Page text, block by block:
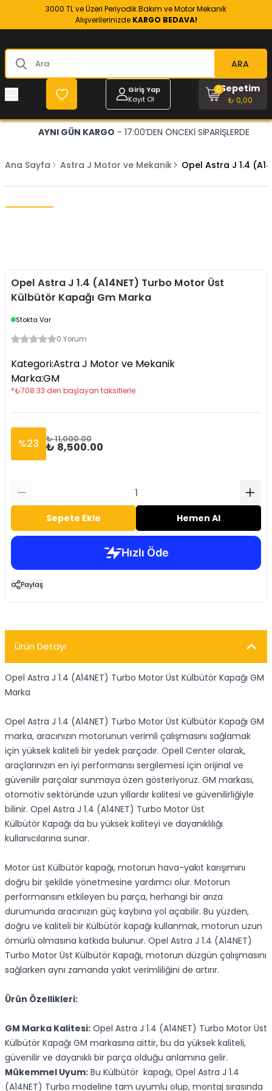
3000 TL ve Üzeri Periyodik Bakım ve Motor Mekanik
Alışverilerinizde KARGO BEDAVA!
ARA
Giriş Yap
Kayıt Ol
Sepetim
₺ 0,00
0
AYNI GÜN KARGO - 17:00’DEN ÖNCEKİ SİPARİŞLERDE
Ana Sayfa Astra J Motor ve Mekanik Opel Astra J 1.4
Opel Astra J 1.4 (A14NET) Turbo Motor Üst
Külbütör Kapağı Gm Marka
Stokta Var
0 Yorum
Kategori:Astra J Motor ve Mekanik
Marka:GM
*₺708.33 den başlayan taksitlerle
%23 ₺ 11,000.00
₺ 8,500.00
Sepete Ekle Hemen Al
Paylaş
Ürün Detayı
Opel Astra J 1.4 (A14NET) Turbo Motor Üst Külbütör Kapağı GM
Marka
Opel Astra J 1.4 (A14NET) Turbo Motor Üst Külbütör Kapağı GM
marka, aracınızın motorunun verimli çalışmasını sağlamak
için yüksek kaliteli bir yedek parçadır. Opell Center olarak,
araçlarınızın en iyi performansı sergilemesi için orijinal ve
güvenilir parçalar sunmaya özen gösteriyoruz. GM markası,
otomotiv sektöründe uzun yıllardır kalitesi ve güvenilirliğiyle
bilinir. Opel Astra J 1.4 (A14NET) Turbo Motor Üst
Külbütör Kapağı da bu yüksek kaliteyi ve dayanıklılığı
kullanıcılarına sunar.
Motor üst Külbütör kapağı, motorun hava-yakıt karışımını
doğru bir şekilde yönetmesine yardımcı olur. Motorun
performansını etkileyen bu parça, herhangi bir arıza
durumunda aracınızın güç kaybına yol açabilir. Bu yüzden,
doğru ve kaliteli bir Külbütör kapağı kullanmak, motorun uzun
ömürlü olmasına katkıda bulunur. Opel Astra J 1.4 (A14NET)
Turbo Motor Üst Külbütör Kapağı, motorun düzgün çalışmasını
sağlarken aynı zamanda yakıt verimliliğini de artırır.
Ürün Özellikleri:
GM Marka Kalitesi: Opel Astra J 1.4 (A14NET) Turbo Motor Üst
Külbütör Kapağı GM markasına aittir, bu da yüksek kaliteli,
güvenilir ve dayanıklı bir parça olduğu anlamına gelir.
Mükemmel Uyum: Bu Külbütör kapağı, Opel Astra J 1.4
(A14NET) Turbo modeline tam uyumlu olup, montaj sırasında